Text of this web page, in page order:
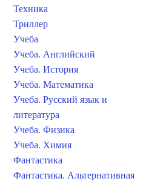
Техника
Триллер
Учеба
Учеба. Английский
Учеба. История
Учеба. Математика
Учеба. Русский язык и
литература
Учеба. Физика
Учеба. Химия
Фантастика
Фантастика. Альтернативная